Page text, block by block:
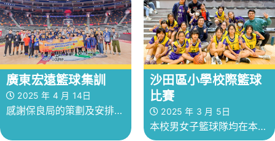
廣東宏遠籃球集訓
2025 年 4 月 14日
感謝保良局的策劃及安排，
沙田區小學校際籃球
比賽
2025 年 3 月 5日
本校男女子籃球隊均在本屆